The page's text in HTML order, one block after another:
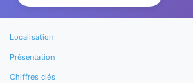
Localisation
Présentation
Chiffres clés